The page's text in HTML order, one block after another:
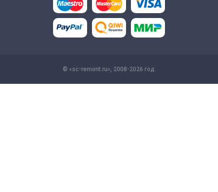
© «sc-remont.ru», 2008-2026 год.